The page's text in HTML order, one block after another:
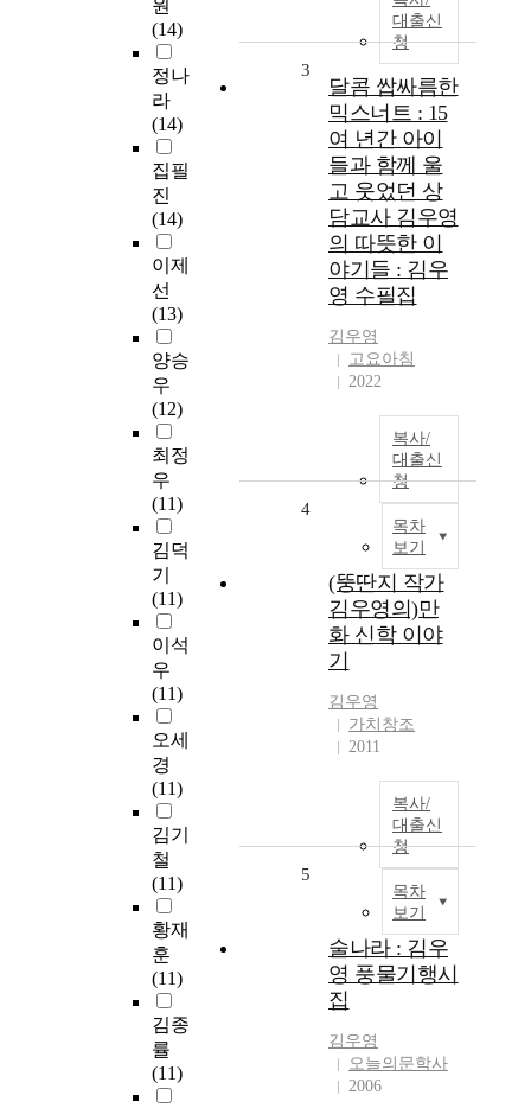
원
(14)
정나
라
(14)
집필
진
(14)
이제
선
(13)
양승
우
(12)
최정
우
(11)
김덕
기
(11)
이석
우
(11)
오세
경
(11)
김기
철
(11)
황재
훈
(11)
김종
률
(11)
대출신
청
3
달콤 쌉싸름한
믹스너트 : 15
여 년간 아이
들과 함께 울
고 웃었던 상
담교사 김우영
의 따뜻한 이
야기들 : 김우
영 수필집
김우영
고요아침
2022
복사/
대출신
청
목차
보기
4
(뚱딴지 작가
김우영의)만
화 신학 이야
기
김우영
가치창조
2011
복사/
대출신
청
목차
보기
5
술나라 : 김우
영 풍물기행시
집
김우영
오늘의문학사
2006